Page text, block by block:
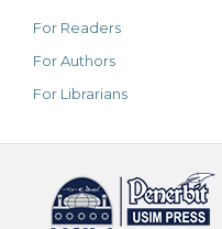
For Readers
For Authors
For Librarians